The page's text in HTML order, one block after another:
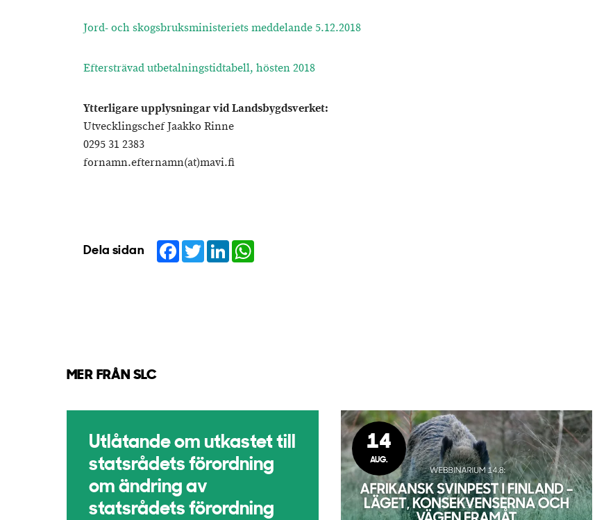
Jord- och skogsbruksministeriets meddelande 5.12.2018
Eftersträvad utbetalningstidtabell, hösten 2018
Ytterligare upplysningar vid Landsbygdsverket:
Utvecklingschef Jaakko Rinne
0295 31 2383
fornamn.efternamn(at)mavi.fi
Dela sidan Facebook
TwitterLinkedIn
MER FRÅN SLC
Utlåtande om utkastet till
statsrådets förordning
om ändring av
statsrådets förordning
14
AUG.